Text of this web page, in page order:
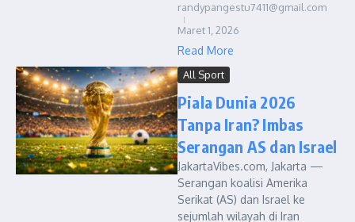
randypangestu7411@gmail.com
Maret 1, 2026
Read More
All Sport
Piala Dunia 2026
Tanpa Iran? Imbas
Serangan AS dan Israel
JakartaVibes.com, Jakarta —
Serangan koalisi Amerika
Serikat (AS) dan Israel ke
sejumlah wilayah di Iran